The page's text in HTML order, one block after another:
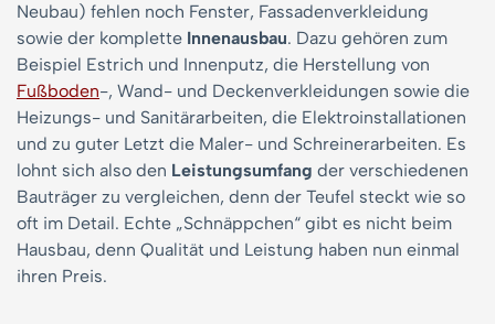
Neubau) fehlen noch Fenster, Fassadenverkleidung
sowie der komplette Innenausbau. Dazu gehören zum
Beispiel Estrich und Innenputz, die Herstellung von
Fußboden-, Wand- und Deckenverkleidungen sowie die
Heizungs- und Sanitärarbeiten, die Elektroinstallationen
und zu guter Letzt die Maler- und Schreinerarbeiten. Es
lohnt sich also den Leistungsumfang der verschiedenen
Bauträger zu vergleichen, denn der Teufel steckt wie so
oft im Detail. Echte „Schnäppchen“ gibt es nicht beim
Hausbau, denn Qualität und Leistung haben nun einmal
ihren Preis.